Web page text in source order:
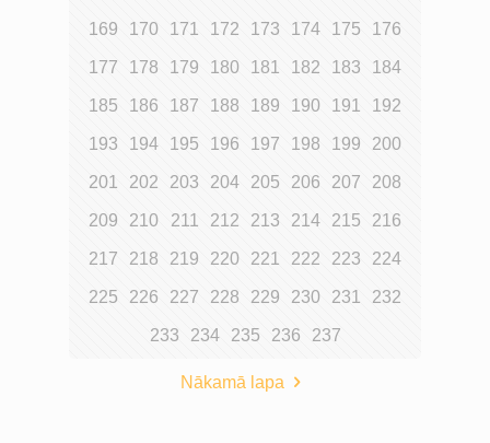
169 170 171 172 173 174 175 176
177 178 179 180 181 182 183 184
185 186 187 188 189 190 191 192
193 194 195 196 197 198 199 200
201 202 203 204 205 206 207 208
209 210 211 212 213 214 215 216
217 218 219 220 221 222 223 224
225 226 227 228 229 230 231 232
233 234 235 236 237
Nākamā lapa